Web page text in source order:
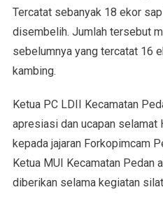
Tercatat sebanyak 18 ekor
disembelih. Jumlah tersebut
sebelumnya yang tercatat 16
kambing.
Ketua PC LDII Kecamatan
apresiasi dan ucapan selamat
kepada jajaran Forkopimcam
Ketua MUI Kecamatan Pedan
diberikan selama kegiatan